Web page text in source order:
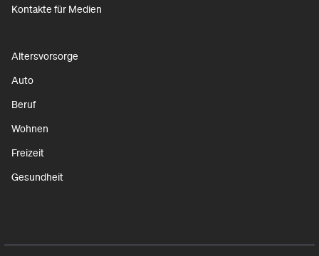
Kontakte für Medien
Altersvorsorge
Auto
Beruf
Wohnen
Freizeit
Gesundheit